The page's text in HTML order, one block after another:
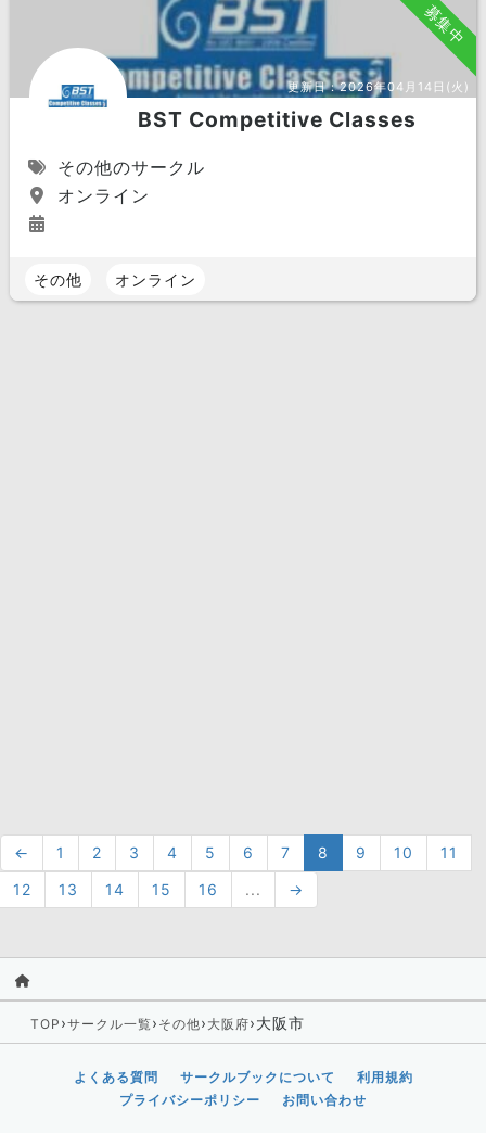
募集中
更新日：2026年04月14日(火)
BST Competitive Classes
その他のサークル
オンライン
その他 オンライン
← 1 2 3 4 5 6 7 8 9 10
11
12
13 14 15 16 ... →
TOP ›サークル一覧› その他› 大阪府›大阪市
よくある質問 サークルブックについて
利用規約
プライバシーポリシー
お問い合わせ